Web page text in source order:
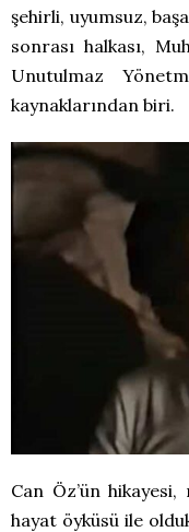
şehirli, uyumsuz,
sonrası halkası,
Unutulmaz
kaynaklarından biri.
Can Öz’ün
hayat öyküsü ile